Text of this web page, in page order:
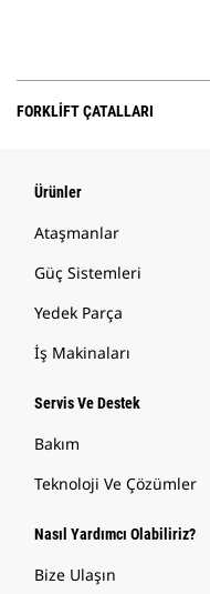
FORKLIFT ÇATALLARI
Ürünler
Ataşmanlar
Güç Sistemleri
Yedek Parça
İş Makinaları
Servis Ve Destek
Bakım
Teknoloji Ve Çözümler
Nasıl Yardımcı Olabiliriz?
Bize Ulaşın